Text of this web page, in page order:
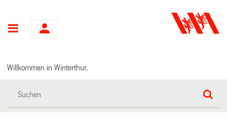
Hauptnavigation
Willkommen in Winterthur.